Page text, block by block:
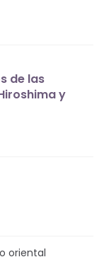
de las
y
oriental